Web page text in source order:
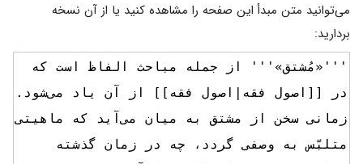
می‌توانید متن مبدأ این صفحه را مشاهده کنید یا از آن نسخه
بردارید: